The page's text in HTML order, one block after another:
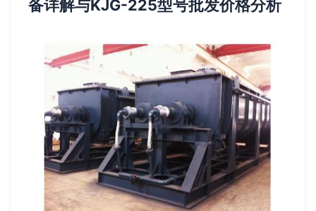
备详解与KJG-225型号批发价格分析